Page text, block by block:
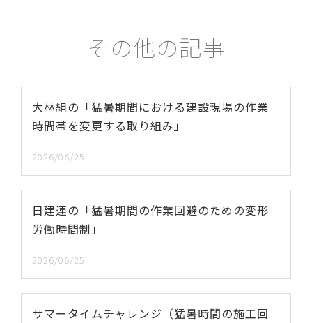
その他の記事
大林組の「猛暑期間における建設現場の作業
時間帯を変更する取り組み」
2026/06/25
日建連の「猛暑期間の作業回避のための変形
労働時間制」
2026/06/25
サマータイムチャレンジ（猛暑時間の施工回